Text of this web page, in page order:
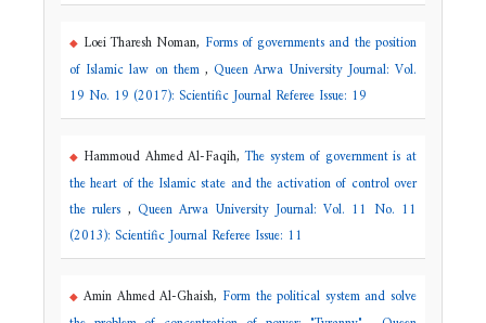
Loei Tharesh Noman, Forms of governments and the position
of Islamic law on them ,Queen Arwa University Journal: Vol.
19 No. 19 (2017): Scientific Journal Referee Issue: 19
Hammoud Ahmed Al-Faqih,The system of government is at
the heart of the Islamic state and the activation of control over
the rulers , Queen Arwa University Journal: Vol. 11 No. 11
(2013): Scientific Journal Referee Issue: 11
Amin Ahmed Al-Ghaish, Form the political system and solve